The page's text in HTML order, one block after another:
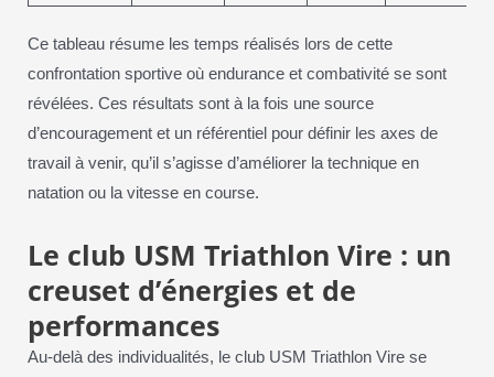
Ce tableau résume les temps réalisés lors de cette
confrontation sportive où endurance et combativité se sont
révélées. Ces résultats sont à la fois une source
d’encouragement et un référentiel pour définir les axes de
travail à venir, qu’il s’agisse d’améliorer la technique en
natation ou la vitesse en course.
Le club USM Triathlon Vire : un
creuset d’énergies et de
performances
Au-delà des individualités, le club USM Triathlon Vire se